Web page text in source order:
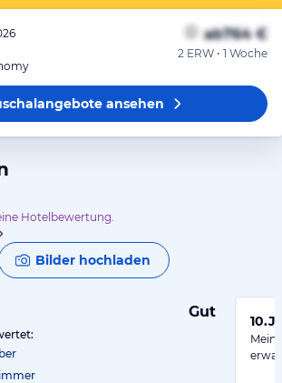
ab764 €
2 ERW • 1 Woche
ansehen
Hotelbewertung.
Bilder hochladen
Gut
Mein